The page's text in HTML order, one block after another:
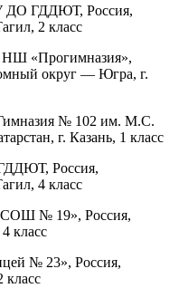
ДО ГДДЮТ, Россия,
2 класс
«Прогимназия»,
округ — Югра, г.
№ 102 им. М.С.
г. Казань, 1 класс
Россия,
4 класс
№ 19», Россия,
класс
№ 23», Россия,
класс